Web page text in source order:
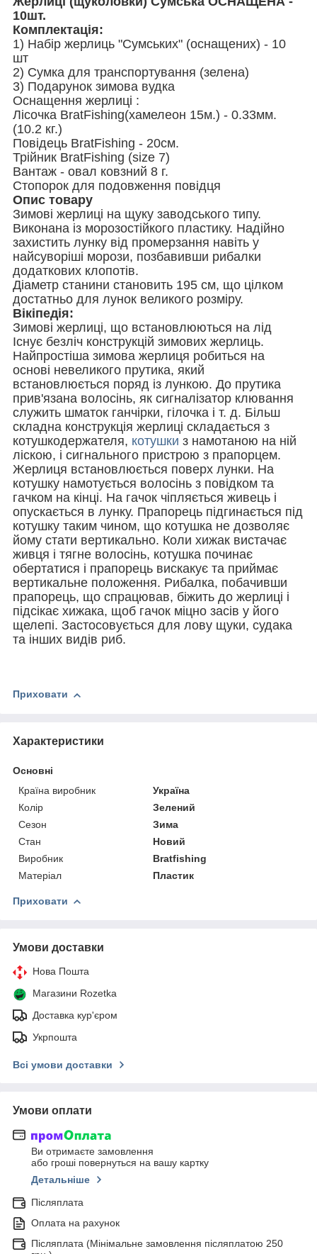
10шт.
Комплектація:
1) Набір жерлиць "Сумських" (оснащених) - 10
шт
2) Сумка для транспортування (зелена)
3) Подарунок зимова вудка
Оснащення жерлиці :
Лісочка BratFishing(хамелеон 15м.) - 0.33мм.
(10.2 кг.)
Повідець BratFishing - 20см.
Трійник BratFishing (size 7)
Вантаж - овал ковзний 8 г.
Стопорок для подовження повідця
Опис товару
Зимові жерлиці на щуку заводського типу.
Виконана із морозостійкого пластику. Надійно
захистить лунку від промерзання навіть у
найсуворіші морози, позбавивши рибалки
додаткових клопотів.
Діаметр станини становить 195 см, що цілком
достатньо для лунок великого розміру.
Вікіпедія:
Зимові жерлиці, що встановлюються на лід
Існує безліч конструкцій зимових жерлиць.
Найпростіша зимова жерлиця робиться на
основі невеликого прутика, який
встановлюється поряд із лункою. До прутика
прив'язана волосінь, як сигналізатор клювання
служить шматок ганчірки, гілочка і т. д. Більш
складна конструкція жерлиці складається з
котушкодержателя, котушки з намотаною на ній
ліскою, і сигнального пристрою з прапорцем.
Жерлиця встановлюється поверх лунки. На
котушку намотується волосінь з повідком та
гачком на кінці. На гачок чіпляється живець і
опускається в лунку. Прапорець підгинається під
котушку таким чином, що котушка не дозволяє
йому стати вертикально. Коли хижак вистачає
живця і тягне волосінь, котушка починає
обертатися і прапорець вискакує та приймає
вертикальне положення. Рибалка, побачивши
прапорець, що спрацював, біжить до жерлиці і
підсікає хижака, щоб гачок міцно засів у його
щелепі. Застосовується для лову щуки, судака
та інших видів риб.
Приховати
Характеристики
Основні
Країна виробник
Україна
Колір
Зелений
Сезон
Зима
Стан
Новий
Виробник
Bratfishing
Матеріал
Пластик
Приховати
Умови доставки
Нова Пошта
Магазини Rozetka
Доставка кур'єром
Укрпошта
Всі умови доставки
Умови оплати
Ви отримаєте замовлення
або гроші повернуться на вашу картку
Детальніше
Післяплата
Оплата на рахунок
Післяплата (Мінімальне замовлення післяплатою 250